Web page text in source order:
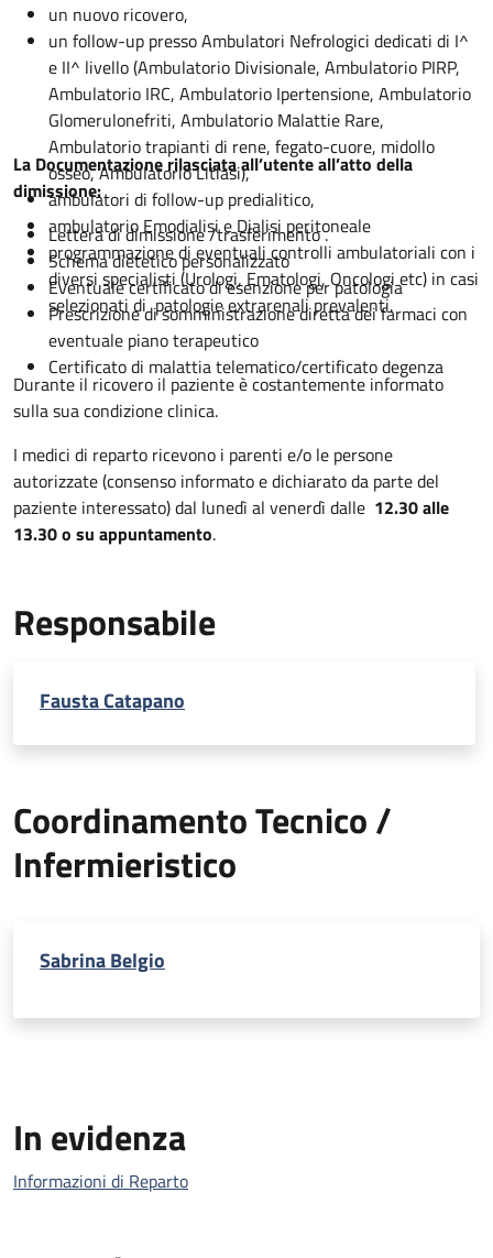
un nuovo ricovero,
un follow-up presso Ambulatori Nefrologici dedicati di I^
e II^ livello (Ambulatorio Divisionale, Ambulatorio PIRP,
Ambulatorio IRC, Ambulatorio Ipertensione, Ambulatorio
Glomerulonefriti, Ambulatorio Malattie Rare,
Ambulatorio trapianti di rene, fegato-cuore, midollo
osseo, Ambulatorio Litiasi),
ambulatori di follow-up predialitico,
ambulatorio Emodialisi e Dialisi peritoneale
programmazione di eventuali controlli ambulatoriali con i
diversi specialisti (Urologi, Ematologi, Oncologi etc) in casi
selezionati di patologie extrarenali prevalenti.
La Documentazione rilasciata all’utente all’atto della
dimissione:
Lettera di dimissione /trasferimento .
Schema dietetico personalizzato
Eventuale certificato di esenzione per patologia
Prescrizione di somministrazione diretta dei farmaci con
eventuale piano terapeutico
Certificato di malattia telematico/certificato degenza
Durante il ricovero il paziente è costantemente informato
sulla sua condizione clinica.
I medici di reparto ricevono i parenti e/o le persone
autorizzate (consenso informato e dichiarato da parte del
paziente interessato) dal lunedì al venerdì dalle 12.30 alle
13.30 o su appuntamento.
Responsabile
Fausta Catapano
Coordinamento Tecnico /
Infermieristico
Sabrina Belgio
In evidenza
Informazioni di Reparto